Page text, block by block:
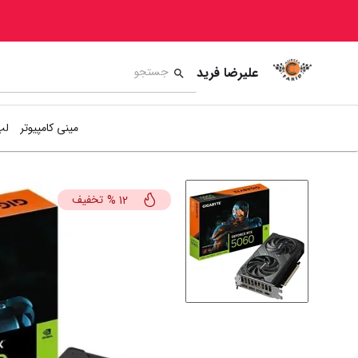
علیرضا فرید
مینی کامپیوتر
12
% تخفیف